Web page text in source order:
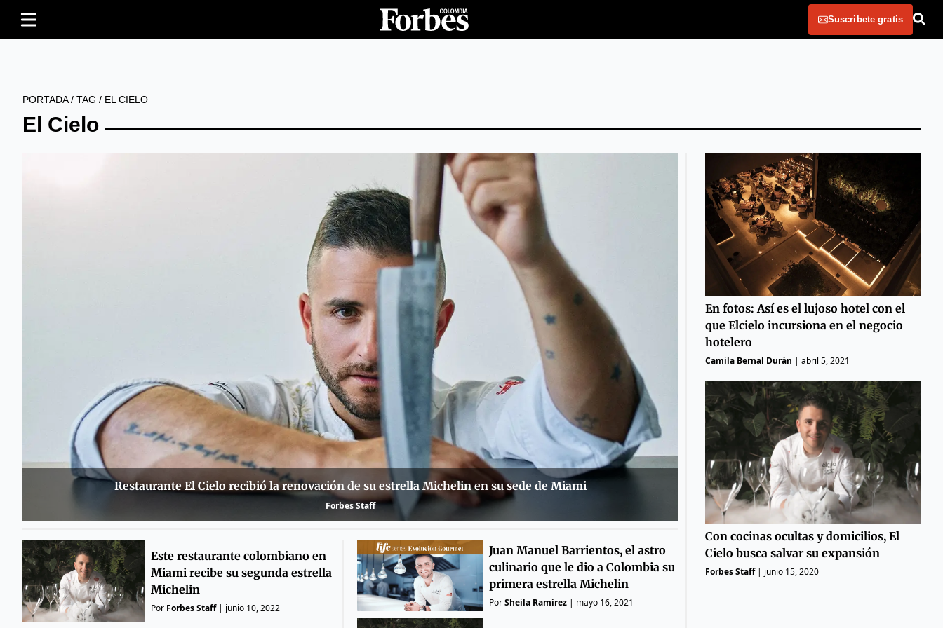
Suscribete gratis
PORTADA/ TAG / EL CIELO
El Cielo
Restaurante El Cielo recibió la renovación de su estrella Michelin en su sede de Miami
Forbes Staff
Este restaurante colombiano en
Miami recibe su segunda estrella
Michelin
Por Forbes Staff| junio 10, 2022
Juan Manuel Barrientos, el astro
culinario que le dio a Colombia su
primera estrella Michelin
PorSheila Ramírez| mayo 16, 2021
En fotos: Así es el lujoso hotel con el
que Elcielo incursiona en el negocio
hotelero
Camila Bernal Durán | abril 5, 2021
Con cocinas ocultas y domicilios, El
Cielo busca salvar su expansión
Forbes Staff| junio 15, 2020